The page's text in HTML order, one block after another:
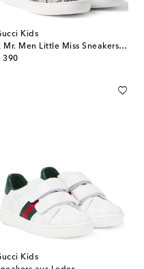
Kids
X Mr. Men Little Miss Sneakers Ace GG aus Canvas
390
price
Kids